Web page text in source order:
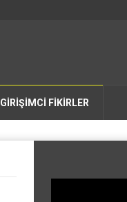
GİRİŞİMCİ FİKİRLER